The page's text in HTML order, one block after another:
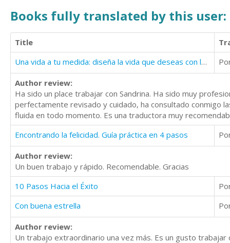
Books fully translated by this user:
Title
Una vida a tu medida: diseña la vida que deseas con la Ley de la Atracción
Author review:
Ha sido un place trabajar con Sandrina. Ha sido muy
perfectamente revisado y cuidado, ha consultado conmigo
fluida en todo momento. Es una traductora muy
Encontrando la felicidad. Guía práctica en 4 pasos
Author review:
Un buen trabajo y rápido. Recomendable. Gracias
10 Pasos Hacia el Éxito
Con buena estrella
Author review:
Un trabajo extraordinario una vez más. Es un gusto trabajar